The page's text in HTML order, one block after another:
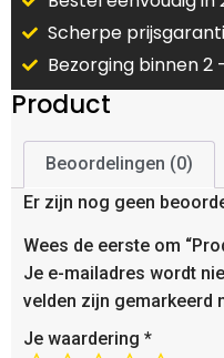
Scherpe
Bezorging binnen 2
Product
Beoordelingen (0)
Er zijn nog geen
Wees de eerste om
Je e-mailadres wordt
velden zijn gemarkeerd
Je waardering *